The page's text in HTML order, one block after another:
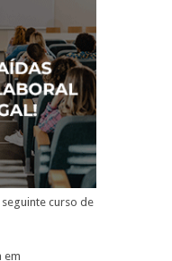
seguinte curso de
em